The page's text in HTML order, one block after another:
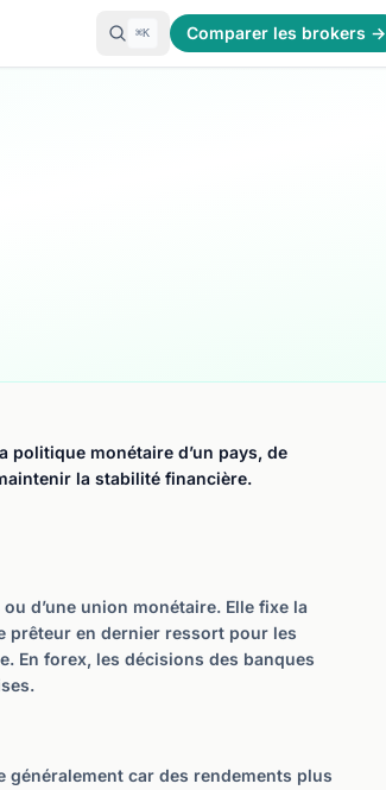
⌘K Comparer les brokers →
monétaire d’un pays, de
la stabilité financière.
d’une union monétaire. Elle fixe la
prêteur en dernier ressort pour les
En forex, les décisions des banques
généralement car des rendements plus